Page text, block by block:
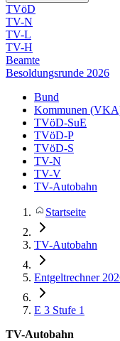
TVöD
TV-N
TV-L
TV-H
Beamte
Besoldungsrunde 2026
Bund
Kommunen
TVöD-SuE
TVöD-P
TVöD-S
TV-N
TV-V
TV-Autobahn
Startseite
TV-Autobahn
Entgeltrechner
E 3 Stufe 1
TV-Autobahn